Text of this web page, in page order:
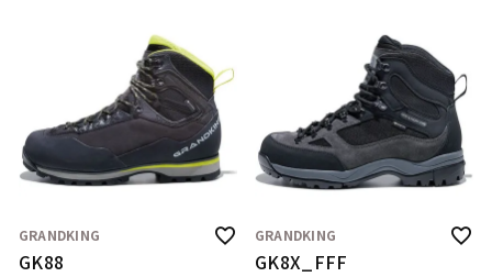
GRANDKING
GK88
GRANDKING
GK8X_FFF